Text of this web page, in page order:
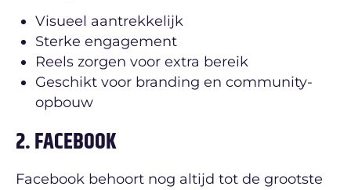
Visueel aantrekkelijk
Sterke engagement
Reels zorgen voor extra bereik
Geschikt voor branding en community-
opbouw
2. FACEBOOK
Facebook behoort nog altijd tot de grootste